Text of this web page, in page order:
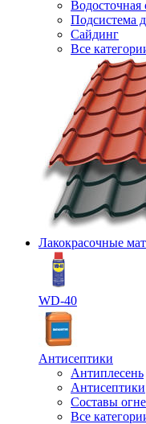
Водосточная
Подсистема
Сайдинг
Все
Лакокрасочные
WD-40
Антисептики
Антиплесень
Антисептики
Составы
Все